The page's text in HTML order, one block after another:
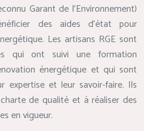
Garant de l’Environnement)
des aides d’état pour
Les artisans RGE sont
qui ont suivi une formation
énergétique et qui sont
expertise et leur savoir-faire. Ils
de qualité et à réaliser des
en vigueur.